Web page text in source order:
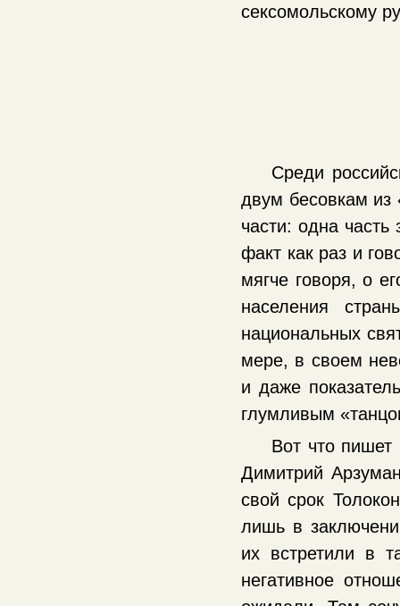
сексомольскому
Среди
двум бесовкам из
части: одна
факт как раз и
мягче говоря, о
населения
национальных
мере, в своем
и даже
глумливым
Вот что пишет
Димитрий
свой срок
лишь в
их встретили в
негативное